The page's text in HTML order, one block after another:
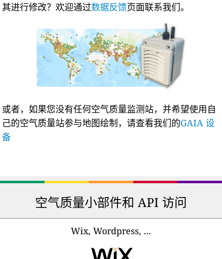
其进行修改？欢迎通过数据反馈页面联系我们。
或者，如果您没有任何空气质量监测站，并希望使用自
己的空气质量站参与地图绘制，请查看我们的GAIA 设
备
空气质量小部件和 API 访问
Wix, Wordpress, ...